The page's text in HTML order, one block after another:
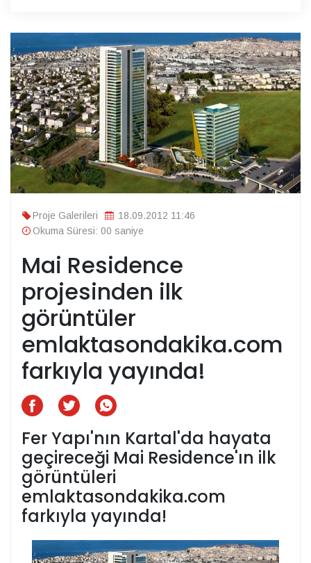
Proje Galerileri
18.09.2012 11:46
Okuma Süresi: 00 saniye
Mai Residence
projesinden ilk
görüntüler
emlaktasondakika.com
farkıyla yayında!
Fer Yapı'nın Kartal'da hayata
geçireceği Mai Residence'ın ilk
görüntüleri
emlaktasondakika.com
farkıyla yayında!